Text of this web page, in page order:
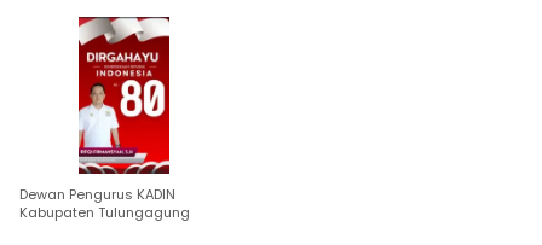
Dewan Pengurus KADIN
Kabupaten Tulungagung